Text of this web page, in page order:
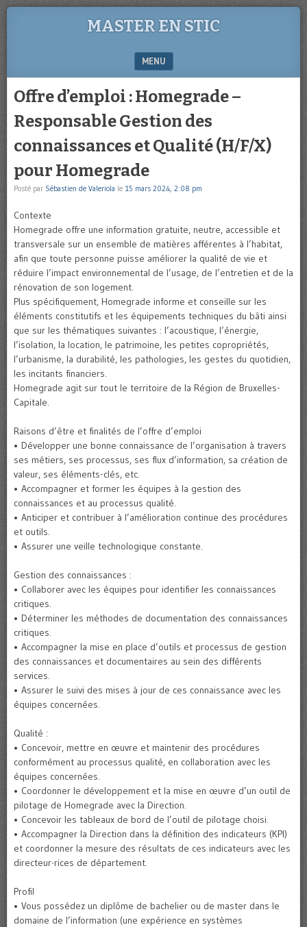
MASTER EN STIC
MENU
Offre d’emploi : Homegrade –
Responsable Gestion des
connaissances et Qualité (H/F/X)
pour Homegrade
Posté par Sébastien de Valeriola le 15 mars 2024, 2:08 pm
Contexte
Homegrade offre une information gratuite, neutre, accessible et
transversale sur un ensemble de matières afférentes à l’habitat,
afin que toute personne puisse améliorer la qualité de vie et
réduire l’impact environnemental de l’usage, de l’entretien et de la
rénovation de son logement.
Plus spécifiquement, Homegrade informe et conseille sur les
éléments constitutifs et les équipements techniques du bâti ainsi
que sur les thématiques suivantes : l’acoustique, l’énergie,
l’isolation, la location, le patrimoine, les petites copropriétés,
l’urbanisme, la durabilité, les pathologies, les gestes du quotidien,
les incitants financiers.
Homegrade agit sur tout le territoire de la Région de Bruxelles-
Capitale.
Raisons d’être et finalités de l’offre d’emploi
• Développer une bonne connaissance de l’organisation à travers
ses métiers, ses processus, ses flux d’information, sa création de
valeur, ses éléments-clés, etc.
• Accompagner et former les équipes à la gestion des
connaissances et au processus qualité.
• Anticiper et contribuer à l’amélioration continue des procédures
et outils.
• Assurer une veille technologique constante.
Gestion des connaissances :
• Collaborer avec les équipes pour identifier les connaissances
critiques.
• Déterminer les méthodes de documentation des connaissances
critiques.
• Accompagner la mise en place d’outils et processus de gestion
des connaissances et documentaires au sein des différents
services.
• Assurer le suivi des mises à jour de ces connaissance avec les
équipes concernées.
Qualité :
• Concevoir, mettre en œuvre et maintenir des procédures
conformément au processus qualité, en collaboration avec les
équipes concernées.
• Coordonner le développement et la mise en œuvre d’un outil de
pilotage de Homegrade avec la Direction.
• Concevoir les tableaux de bord de l’outil de pilotage choisi.
• Accompagner la Direction dans la définition des indicateurs (KPI)
et coordonner la mesure des résultats de ces indicateurs avec les
directeur∙rices de département.
Profil
• Vous possédez un diplôme de bachelier ou de master dans le
domaine de l’information (une expérience en systèmes